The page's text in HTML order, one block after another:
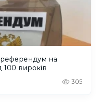
на
вироків
305